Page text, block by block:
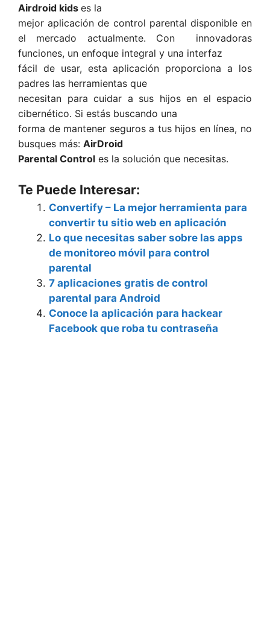
Airdroid kids es la
mejor aplicación de control parental disponible en
el mercado actualmente. Con innovadoras
funciones, un enfoque integral y una interfaz
fácil de usar, esta aplicación proporciona a los
padres las herramientas que
necesitan para cuidar a sus hijos en el espacio
cibernético. Si estás buscando una
forma de mantener seguros a tus hijos en línea, no
busques más: AirDroid
Parental Control es la solución que necesitas.
Te Puede Interesar:
Convertify – La mejor herramienta para
convertir tu sitio web en aplicación
Lo que necesitas saber sobre las apps
de monitoreo móvil para control
parental
7 aplicaciones gratis de control
parental para Android
Conoce la aplicación para hackear
Facebook que roba tu contraseña